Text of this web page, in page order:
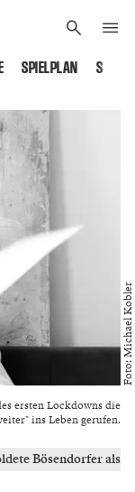
SPIELPLAN
ersten Lockdowns die
ins Leben gerufen.
Foto: Michael Kobler
Bösendorfer als